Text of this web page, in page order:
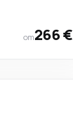
от266 €